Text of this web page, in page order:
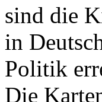
sind die
in
Politik
Die